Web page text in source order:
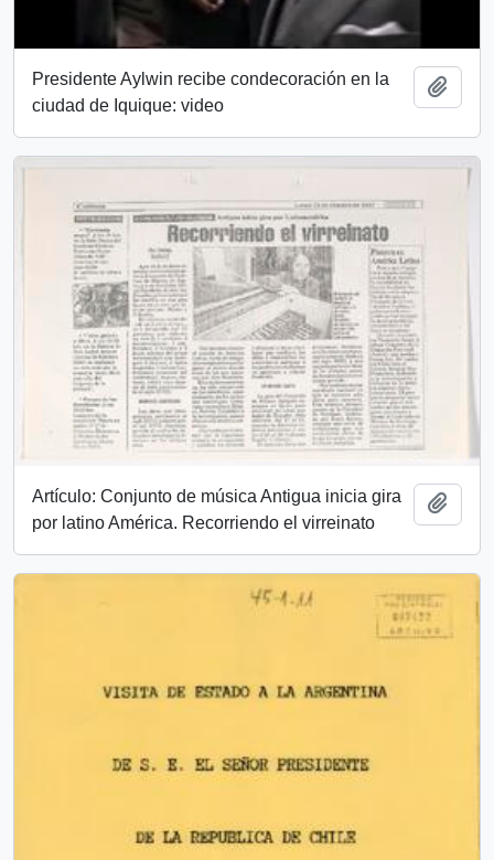
Presidente Aylwin recibe condecoración en la
ciudad de Iquique: video
Artículo: Conjunto de música Antigua inicia gira
por latino América. Recorriendo el virreinato